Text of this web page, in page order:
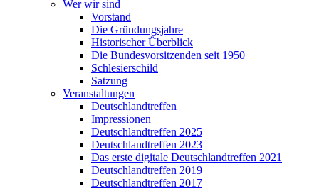
Wer wir sind
Vorstand
Die Gründungsjahre
Historischer Überblick
Die Bundesvorsitzenden seit 1950
Schlesierschild
Satzung
Veranstaltungen
Deutschlandtreffen
Impressionen
Deutschlandtreffen 2025
Deutschlandtreffen 2023
Das erste digitale Deutschlandtreffen 2021
Deutschlandtreffen 2019
Deutschlandtreffen 2017